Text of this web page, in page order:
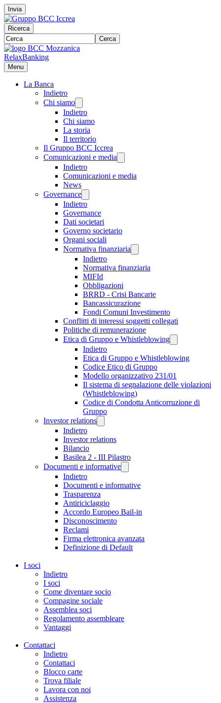
Invia
Ricerca
Cerca
RelaxBanking
Menu
La Banca
Indietro
Chi siamo
Indietro
Chi siamo
La storia
Il territorio
Il Gruppo BCC Iccrea
Comunicazioni e media
Indietro
Comunicazioni e media
News
Governance
Indietro
Governance
Dati societari
Governo societario
Organi sociali
Normativa finanziaria
Indietro
Normativa finanziaria
MIFId
Obbligazioni
BRRD - Crisi Bancarie
Bancassicurazione
Fondi Comuni Investimento
Conflitti di interessi soggetti collegati
Politiche di remunerazione
Etica di Gruppo e Whistleblowing
Indietro
Etica di Gruppo e Whistleblowing
Codice Etico di Gruppo
Modello organizzativo 231/01
Il sistema di segnalazione delle violazioni
(Whistleblowing)
Codice di Condotta Anticorruzione di
Gruppo
Investor relations
Indietro
Investor relations
Bilancio
Basilea 2 - III Pilastro
Documenti e informative
Indietro
Documenti e informative
Trasparenza
Antiriciclaggio
Accordo Europeo Bail-in
Disconoscimento
Reclami
Firma elettronica avanzata
Definizione di Default
I soci
Indietro
I soci
Come diventare socio
Compagine sociale
Assemblea soci
Regolamento assembleare
Vantaggi
Contattaci
Indietro
Contattaci
Blocco carte
Trova filiale
Lavora con noi
Assistenza